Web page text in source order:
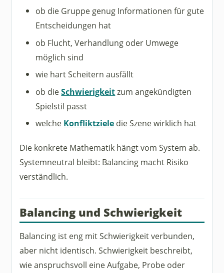
ob die Gruppe genug Informationen für gute
Entscheidungen hat
ob Flucht, Verhandlung oder Umwege
möglich sind
wie hart Scheitern ausfällt
ob dieSchwierigkeitzum angekündigten
Spielstil passt
welche Konfliktziele die Szene wirklich hat
Die konkrete Mathematik hängt vom System ab.
Systemneutral bleibt: Balancing macht Risiko
verständlich.
Balancing und Schwierigkeit
Balancing ist eng mit Schwierigkeit verbunden,
aber nicht identisch. Schwierigkeit beschreibt,
wie anspruchsvoll eine Aufgabe, Probe oder